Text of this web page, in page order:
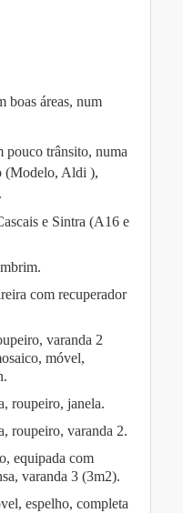
boas áreas, num
pouco trânsito, numa
(Modelo, Aldi ),
.
e Sintra (A16 e
com recuperador
varanda 2
móvel,
roupeiro, janela.
roupeiro, varanda 2.
equipada com
varanda 3 (3m2).
espelho, completa